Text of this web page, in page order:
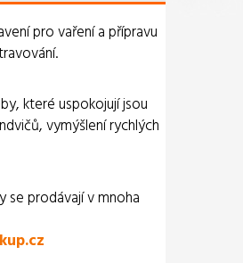
pro vaření a přípravu
které uspokojují jsou
vymýšlení rychlých
se prodávají v mnoha